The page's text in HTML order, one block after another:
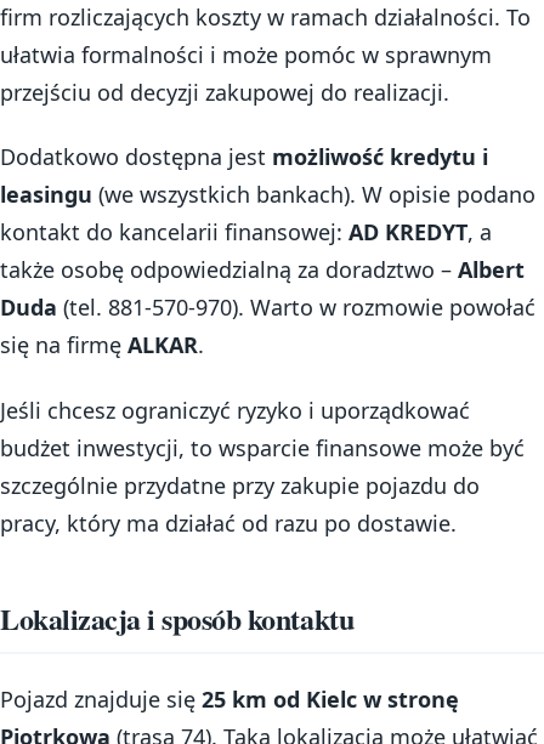
firm rozliczających koszty w ramach działalności. To
ułatwia formalności i może pomóc w sprawnym
przejściu od decyzji zakupowej do realizacji.
Dodatkowo dostępna jest możliwość kredytu i
leasingu (we wszystkich bankach). W opisie podano
kontakt do kancelarii finansowej: AD KREDYT, a
także osobę odpowiedzialną za doradztwo – Albert
Duda (tel. 881-570-970). Warto w rozmowie powołać
się na firmę ALKAR.
Jeśli chcesz ograniczyć ryzyko i uporządkować
budżet inwestycji, to wsparcie finansowe może być
szczególnie przydatne przy zakupie pojazdu do
pracy, który ma działać od razu po dostawie.
Lokalizacja i sposób kontaktu
Pojazd znajduje się 25 km od Kielc w stronę
Piotrkowa (trasa 74). Taka lokalizacja może ułatwiać